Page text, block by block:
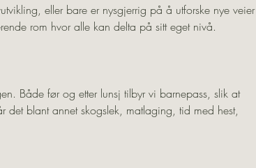
eller bare er nysgjerrig på å utforske nye veier
rom hvor alle kan delta på sitt eget nivå.
Både før og etter lunsj tilbyr vi barnepass, slik at
det blant annet skogslek, matlaging, tid med hest,